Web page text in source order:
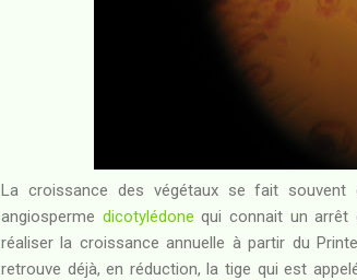
La croissance des végétaux se fait
angiosperme dicotylédone qui connait un arrêt
réaliser la croissance annuelle à partir du
retrouve déjà, en réduction, la tige qui est